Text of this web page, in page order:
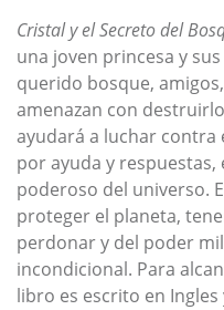
Cristal y el Secreto del
una joven princesa y
querido bosque,
amenazan con
ayudará a luchar contra
por ayuda y
poderoso del universo.
proteger el planeta,
perdonar y del poder
incondicional. Para
libro es escrito en Ingles